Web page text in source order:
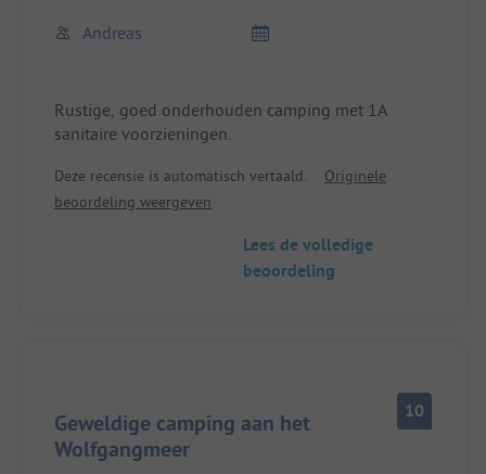
Andreas
Rustige, goed onderhouden camping met 1A
sanitaire voorzieningen.
Deze recensie is automatisch vertaald.
Originele
beoordeling weergeven
Lees de volledige
beoordeling
Geweldige camping aan het
Wolfgangmeer
10